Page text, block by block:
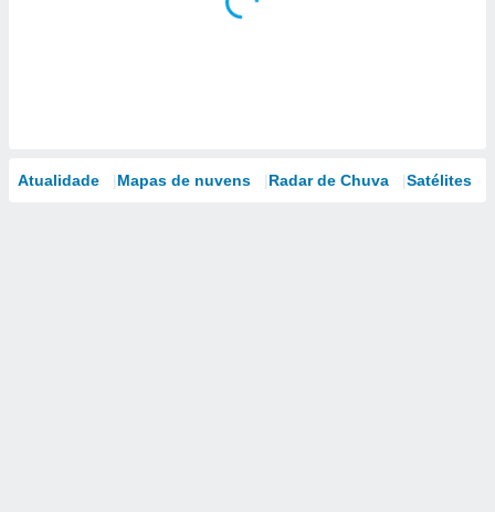
Atualidade Mapas de nuvens Radar de Chuva Satélites